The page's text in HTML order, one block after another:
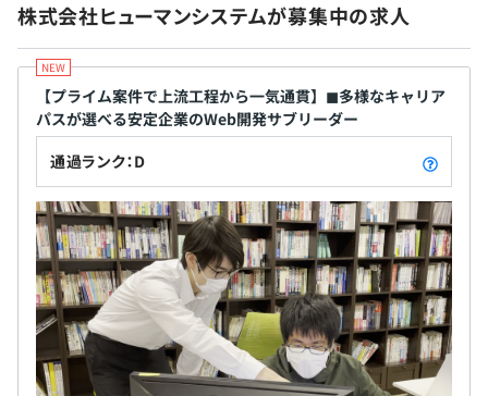
社会保険完備（健康保険〈関東ITソフトウェア健康保険組
合〉・厚生年金保険、雇用保険、労働災害補償保険（労
災））
無期雇用
3カ月
がない」などのイメージが先行していますが、「お
客さまの幸せと社員の幸せを両立する」という当社
の取り組みが東京都に認められ、ワークライフバラ
ンスに取り組む「いきいき職場」として2008年12月
17日に認定を受けました。 これからは過度な残業を
おこなう長時間勤務ではなく、短時間で効率よく得
意なことを生かしてチームワークで勝負する時代で
す。 効率アップのための教育や成果の評価など、単
に勤務時間を短縮するだけではない先を見越した取
り組みで、さまざまな制約があっても能力や仕事へ
の熱意がある人に活躍していただける場を提供して
いきます。 ◾️取組事例 フレックスタイム制度の導入／
各個人に合わせた評価基準・目標の設定／週3日勤
務、週4日勤務などライフスタイルの変化によるワー
クライフバランスの自己設定／育児制度：育児・介
株式会社ヒューマンシステムが募集中の求人
【プライム案件で上流工程から一気通貫】◼︎多様なキャリア
パスが選べる安定企業のWeb開発サブリーダー
通過ランク：D